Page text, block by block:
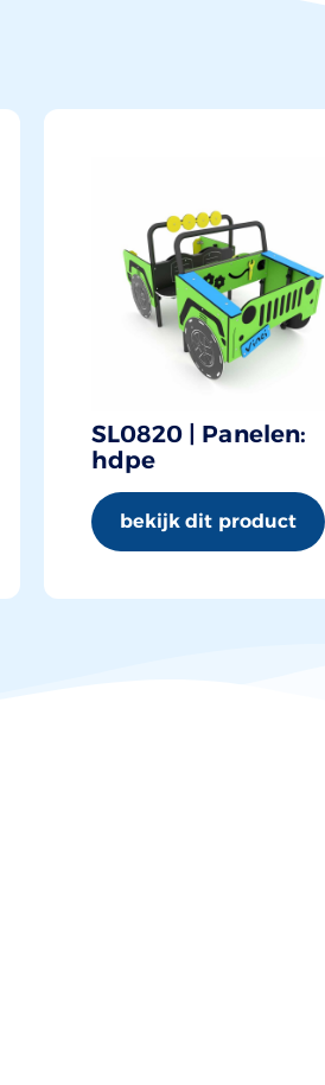
SL0820 | Panelen:
hdpe
bekijk dit product